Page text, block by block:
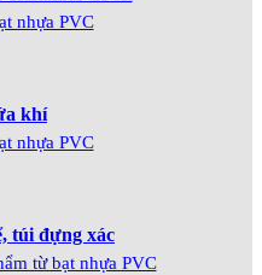
nhựa PVC
khí
nhựa PVC
túi đựng xác
từ bạt nhựa PVC